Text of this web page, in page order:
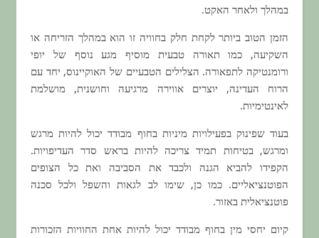
במהלך ולאחר האקט.
הזמן הטוב ביותר לקחת חלק בחוויה זו הוא במהלך הזריחה או
השקיעה, כמו תאורה טבעית מוסיף מגע נוסף של יופי
ורומנטיקה לתפאורה. הצלילים הטבעיים של האוקיינוס, יחד עם
הרוח העדינה, יוצרים אווירה מרגיעה וחושנית, מושלמת
לאינטימיות.
בעוד שפינוק בפעילויות מיניות בחוף מבודד יכול להיות מרגש
ומרגש, בטיחות תמיד צריכה להיות בראש סדר העדיפויות.
הקפידו להביא הגנה ולכבד את הסביבה ואת כל הצופים
הפוטנציאליים. כמו כן, שימו לב לגאות והשפל ולכל סכנה
פוטנציאלית באזור.
קיום יחסי מין בחוף מבודד יכול להיות אחת החוויות הזכורות